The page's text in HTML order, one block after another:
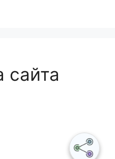
сайта